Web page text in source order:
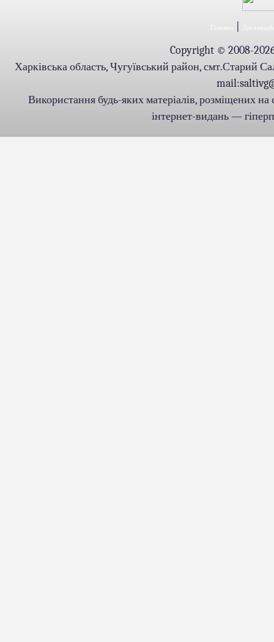
Головна
Copyright © 2008-
Харківська область, Чугуївський район, смт.Старий
Використання будь-яких матеріалів, розміщених
інтернет-видань —